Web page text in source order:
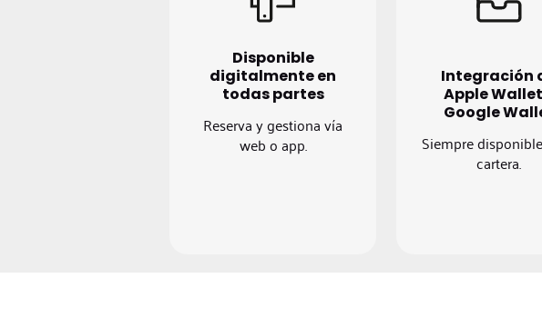
Disponible
digitalmente en
todas partes
Reserva y gestiona vía
web o app.
Integración
Apple
Google
Siempre
cartera.